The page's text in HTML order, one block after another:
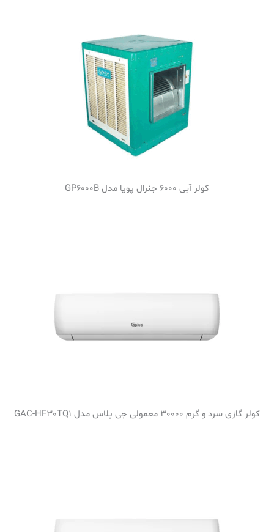
کولر آبی 6000 جنرال پویا مدل GP6000B
کولر گازی سرد و گرم 30000 معمولی جی پلاس مدل GAC-HF30TQ1